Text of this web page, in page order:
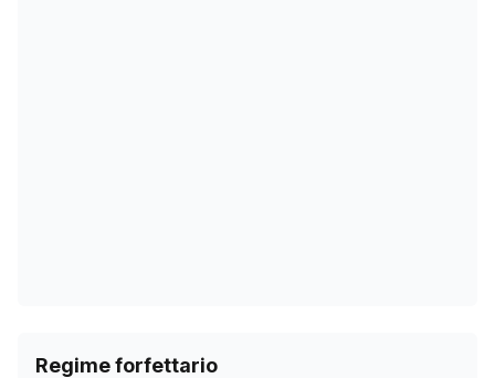
Regime forfettario